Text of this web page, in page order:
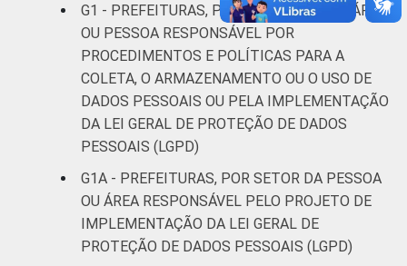
mil
habitantes
Mais de
500 mil
habitantes
82 11 6
Fonte: CGI.br/NIC.br, Centro Regional de
Estudos para o Desenvolvimento da
Sociedade da Informação (Cetic.br),
Pesquisa sobre o uso das tecnologias de
informação e comunicação no setor público
G1 - PREFEITURAS, POR EXISTÊNCIA DE ÁREA
OU PESSOA RESPONSÁVEL POR
PROCEDIMENTOS E POLÍTICAS PARA A
COLETA, O ARMAZENAMENTO OU O USO DE
DADOS PESSOAIS OU PELA IMPLEMENTAÇÃO
DA LEI GERAL DE PROTEÇÃO DE DADOS
PESSOAIS (LGPD)
G1A - PREFEITURAS, POR SETOR DA PESSOA
OU ÁREA RESPONSÁVEL PELO PROJETO DE
IMPLEMENTAÇÃO DA LEI GERAL DE
PROTEÇÃO DE DADOS PESSOAIS (LGPD)